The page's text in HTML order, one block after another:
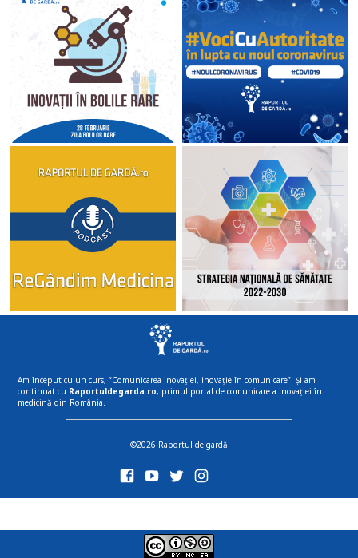
Am început cu un curs, “Comunicarea inovației, inovație în comunicare”. Și am
continuat cu Raportuldegarda.ro, primul portal de comunicare a inovației în
medicină din România.
©2026 Raportul de gardă